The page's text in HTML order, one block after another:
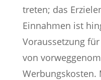
treten; das
Einnahmen ist
Voraussetzung
von
Werbungskosten.